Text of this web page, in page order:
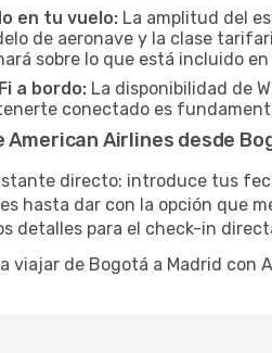
en tu vuelo: La amplitud del
de aeronave y la clase
sobre lo que está incluido
a bordo: La disponibilidad de
conectado es
American Airlines desde
directo: introduce tus
hasta dar con la opción que
detalles para el check-in
viajar de Bogotá a Madrid con